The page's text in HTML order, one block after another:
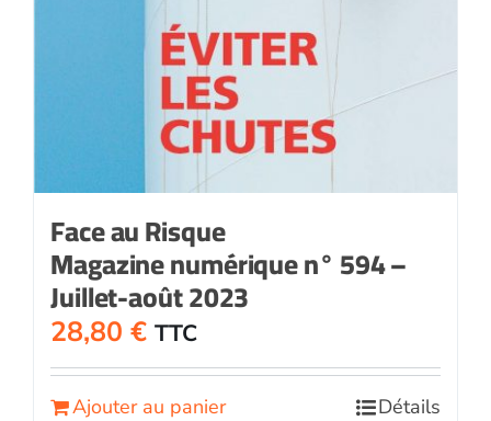
Face au Risque
Magazine numérique n° 594 –
Juillet-août 2023
28,80 € TTC
Ajouter au panier Détails